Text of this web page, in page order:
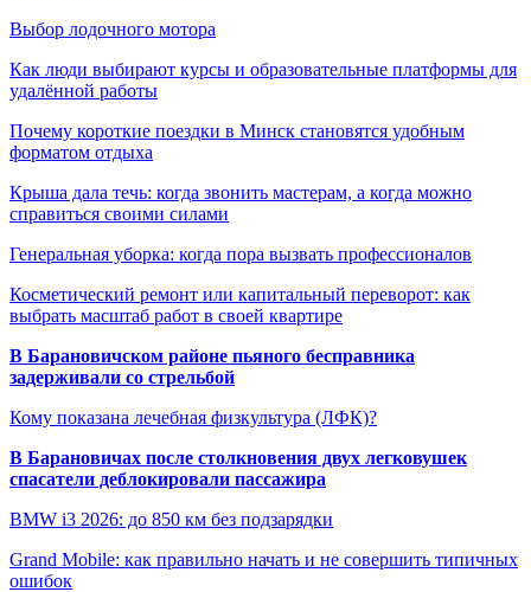
Выбор лодочного мотора
Как люди выбирают курсы и образовательные платформы для
удалённой работы
Почему короткие поездки в Минск становятся удобным
форматом отдыха
Крыша дала течь: когда звонить мастерам, а когда можно
справиться своими силами
Генеральная уборка: когда пора вызвать профессионалов
Косметический ремонт или капитальный переворот: как
выбрать масштаб работ в своей квартире
В Барановичском районе пьяного бесправника
задерживали со стрельбой
Кому показана лечебная физкультура (ЛФК)?
В Барановичах после столкновения двух легковушек
спасатели деблокировали пассажира
BMW i3 2026: до 850 км без подзарядки
Grand Mobile: как правильно начать и не совершить типичных
ошибок